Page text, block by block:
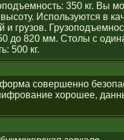
350 кг. Вы
Используются в
грузов.
до 820 мм. Столы с
500 кг.
совершенно
хорошее,